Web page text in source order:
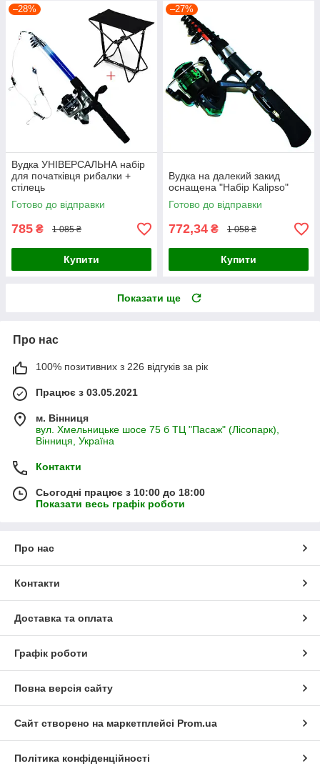
–28%
Вудка УНІВЕРСАЛЬНА набір
для початківця рибалки +
стілець
Готово до відправки
785 ₴ 1 085 ₴
Купити
–27%
Вудка на далекий закид
оснащена "Набір Kalipso"
Готово до відправки
772,34 ₴ 1 058 ₴
Купити
Показати ще
Про нас
100% позитивних з 226 відгуків за рік
Працює з 03.05.2021
м. Вінниця
вул. Хмельницьке шосе 75 б ТЦ "Пасаж" (Лісопарк),
Вінниця, Україна
Контакти
Сьогодні працює з 10:00 до 18:00
Показати весь графік роботи
Про нас
Контакти
Доставка та оплата
Графік роботи
Повна версія сайту
Сайт створено на маркетплейсі Prom.ua
Політика конфіденційності